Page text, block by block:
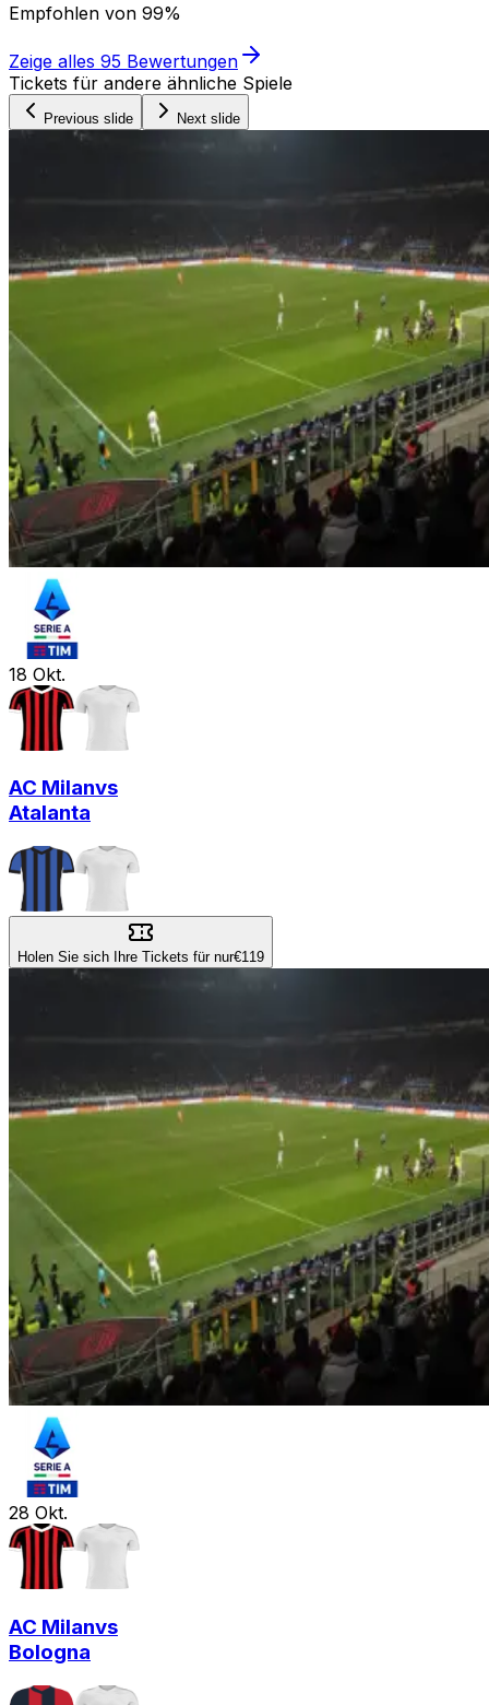
Empfohlen von 99%
Zeige alles 95 Bewertungen
Tickets für andere ähnliche Spiele
Previous slide Next slide
18 Okt.
AC Milanvs
Atalanta
Holen Sie sich Ihre Tickets für nur€119
28 Okt.
AC Milanvs
Bologna